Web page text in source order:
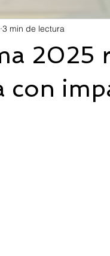
2025
con
3 min de lectura